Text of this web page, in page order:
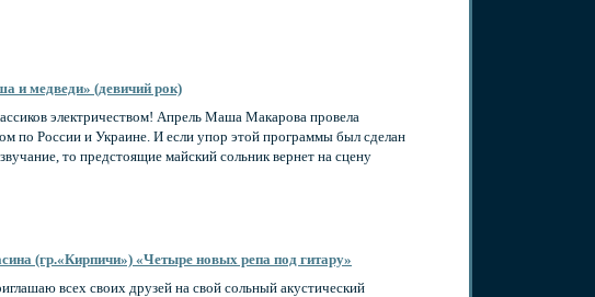
и медведи» (девичий рок)
электричеством! Апрель Маша Макарова провела
по России и Украине. И если упор этой программы был сделан
то предстоящие майский сольник вернет на сцену
(гр.«Кирпичи») «Четыре новых репа под гитару»
всех своих друзей на свой сольный акустический